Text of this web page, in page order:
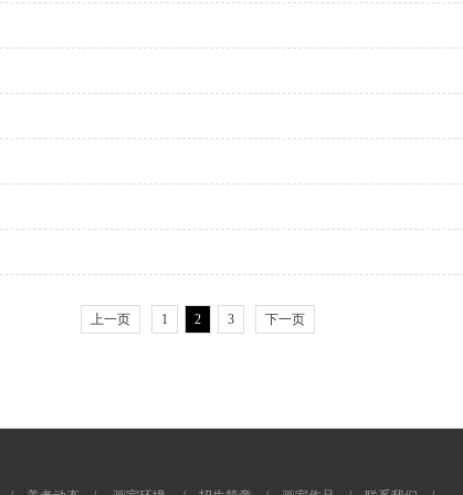
上一页 1 2 3 下一页